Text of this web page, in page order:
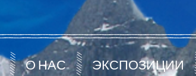
О НАС ЭКСПОЗИЦИИ